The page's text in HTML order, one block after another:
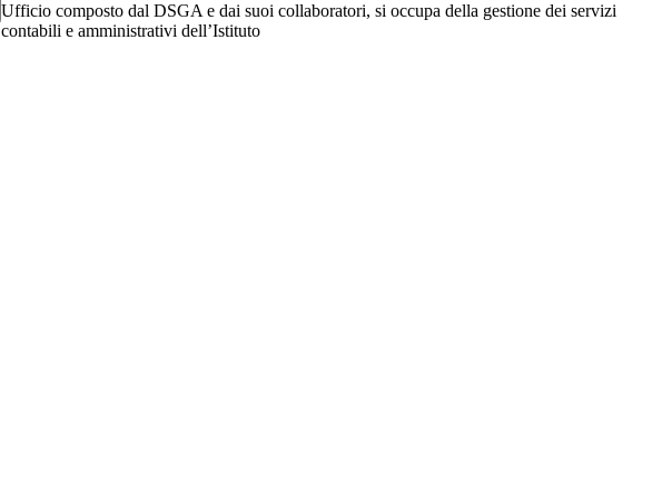
Ufficio composto dal DSGA e dai suoi collaboratori, si occupa della gestione dei servizi
contabili e amministrativi dell’Istituto